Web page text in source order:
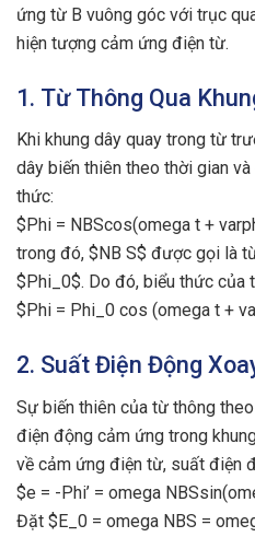
ứng từ B vuông góc với trục
hiện tượng cảm ứng điện từ.
1. Từ Thông Qua
Khi khung dây quay trong từ
dây biến thiên theo thời gian
thức:
$Phi = NBScos(omega t +
trong đó, $NB S$ được gọi là
$Phi_0$. Do đó, biểu thức của
$Phi = Phi_0 cos (omega t +
2. Suất Điện Động
Sự biến thiên của từ thông
điện động cảm ứng trong
về cảm ứng điện từ, suất điện
$e = -Phi’ = omega
Đặt $E_0 = omega NBS =